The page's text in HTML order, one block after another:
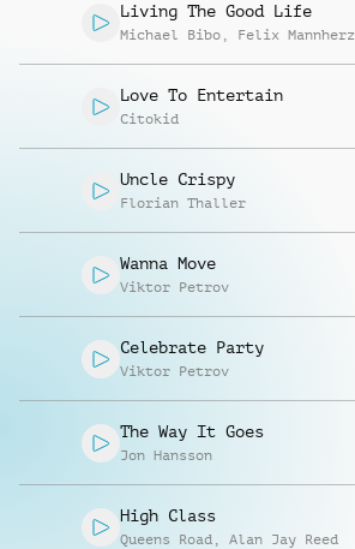
Living The Good Life
Michael Bibo , Felix Mannherz
Love To Entertain
Citokid
Uncle Crispy
Florian Thaller
Wanna Move
Viktor Petrov
Celebrate Party
Viktor Petrov
The Way It Goes
Jon Hansson
High Class
Queens Road , Alan Jay Reed